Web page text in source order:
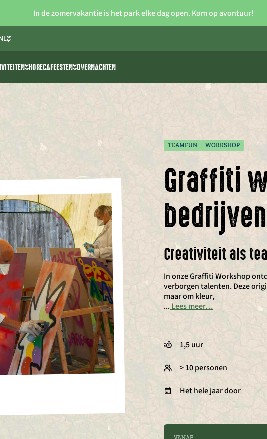
In de zomervakantie is het park elke dag open. Kom op avontuur!
Alle activiteiten
HORECAFEESTEN
Vrijgezellenfeesten
OVERNACHTEN
TEAMFUN WORKSHOP
Graffiti
bedrijven
Creativiteit als
In onze Graffiti Workshop
verborgen talenten. Deze
maar om kleur,
...Lees meer…
1,5 uur
> 10 personen
Het hele jaar door